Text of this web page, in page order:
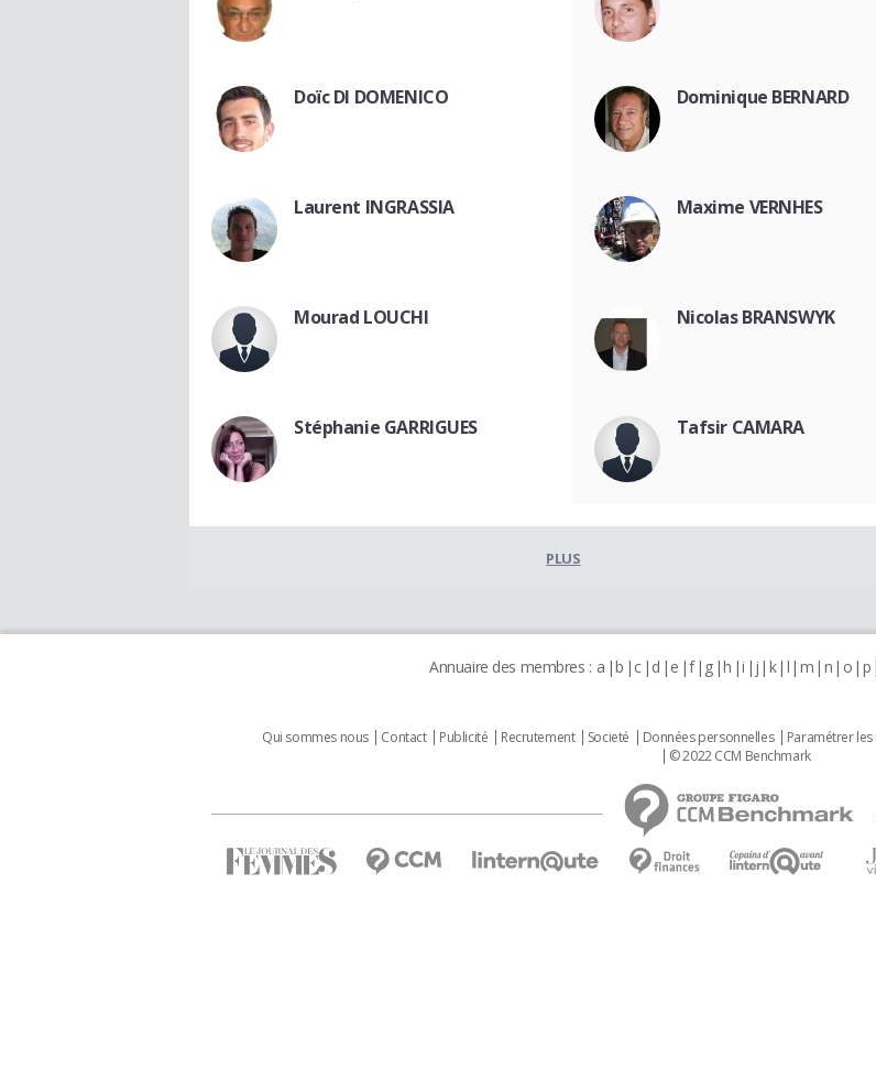
Doïc DI DOMENICO Dominique BERNARD
Laurent INGRASSIA Maxime VERNHES
Mourad LOUCHI Nicolas BRANSWYK
Stéphanie GARRIGUES Tafsir CAMARA
PLUS
Annuaire des membres : a b c d e f g h i j k l m n o p
Qui sommes nous Contact Publicité Recrutement Societé Données personnelles Paramétrer
© 2022 CCM Benchmark